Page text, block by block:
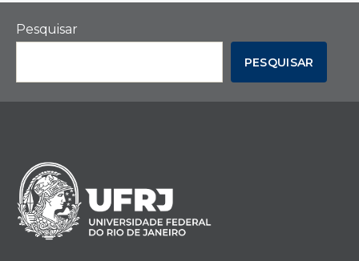
Pesquisar
PESQUISAR